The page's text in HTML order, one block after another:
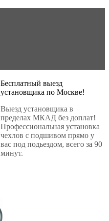
Бесплатный выезд
установщика по Москве!
Выезд установщика в
пределах МКАД без доплат!
Профессиональная установка
чехлов с подшивом прямо у
вас под подьездом, всего за 90
минут.